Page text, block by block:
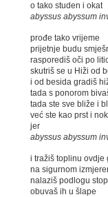
o tako studen i okat
abyssus abyssum
prođe tako vrijeme
prijetnje budu
rasporediš oči po
skutriš se u Hiži od
i od besida gradiš
tada s ponorom
tada ste sve bliže i
već ste kao prst i
jer
abyssus abyssum
i tražiš toplinu ovdje
na sigurnom
nalaziš podlogu
obuvaš ih u šlape